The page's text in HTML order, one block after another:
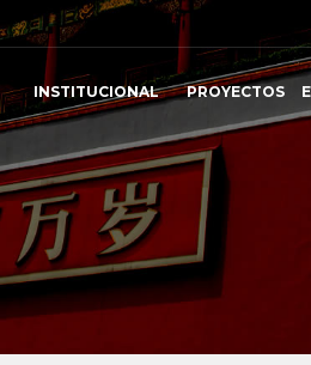
INSTITUCIONAL PROYECTOS